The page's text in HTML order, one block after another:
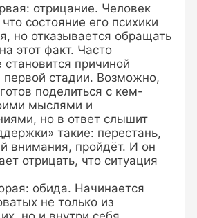
отрицание. Человек
что состояние его психики
но отказывается обращать
этот факт. Часто
причиной
первой стадии. Возможно,
поделиться с кем-
мыслями и
но в ответ слышит
такие: перестань,
внимания, пройдёт. И он
отрицать, что ситуация
обида. Начинается
не только из